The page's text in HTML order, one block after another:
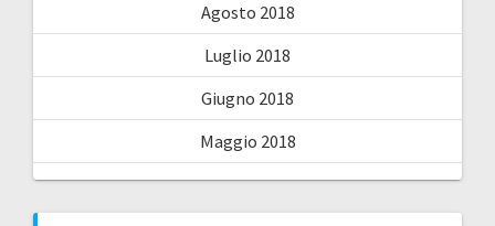
Agosto 2018
Luglio 2018
Giugno 2018
Maggio 2018